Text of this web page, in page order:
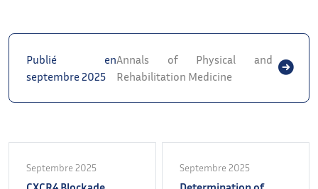
Publié en
septembre 2025
Annals of Physical and
Rehabilitation Medicine
Septembre 2025 Septembre 2025